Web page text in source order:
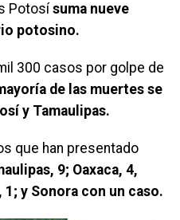
Potosí suma nueve
potosino.
300 casos por golpe de
de las muertes se
y Tamaulipas.
que han presentado
9; Oaxaca, 4,
1; y Sonora con un caso.